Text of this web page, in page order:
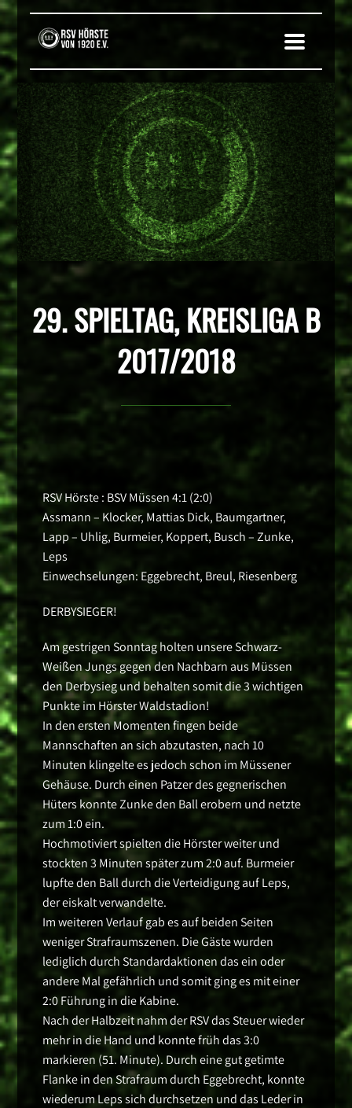
29. SPIELTAG, KREISLIGA B
2017/2018
RSV Hörste : BSV Müssen 4:1 (2:0)
Assmann – Klocker, Mattias Dick, Baumgartner,
Lapp – Uhlig, Burmeier, Koppert, Busch – Zunke,
Leps
Einwechselungen: Eggebrecht, Breul, Riesenberg
DERBYSIEGER!
Am gestrigen Sonntag holten unsere Schwarz-
Weißen Jungs gegen den Nachbarn aus Müssen
den Derbysieg und behalten somit die 3 wichtigen
Punkte im Hörster Waldstadion!
In den ersten Momenten fingen beide
Mannschaften an sich abzutasten, nach 10
Minuten klingelte es jedoch schon im Müssener
Gehäuse. Durch einen Patzer des gegnerischen
Hüters konnte Zunke den Ball erobern und netzte
zum 1:0 ein.
Hochmotiviert spielten die Hörster weiter und
stockten 3 Minuten später zum 2:0 auf. Burmeier
lupfte den Ball durch die Verteidigung auf Leps,
der eiskalt verwandelte.
Im weiteren Verlauf gab es auf beiden Seiten
weniger Strafraumszenen. Die Gäste wurden
lediglich durch Standardaktionen das ein oder
andere Mal gefährlich und somit ging es mit einer
2:0 Führung in die Kabine.
Nach der Halbzeit nahm der RSV das Steuer wieder
mehr in die Hand und konnte früh das 3:0
markieren (51. Minute). Durch eine gut getimte
Flanke in den Strafraum durch Eggebrecht, konnte
wiederum Leps sich durchsetzen und das Leder in